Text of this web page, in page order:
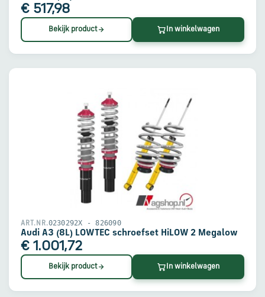
€ 517,98
Bekijk product In winkelwagen
ART.NR.0230292X - 826090
Audi A3 (8L) LOWTEC schroefset HiLOW 2 Megalow
€ 1.001,72
Bekijk product In winkelwagen